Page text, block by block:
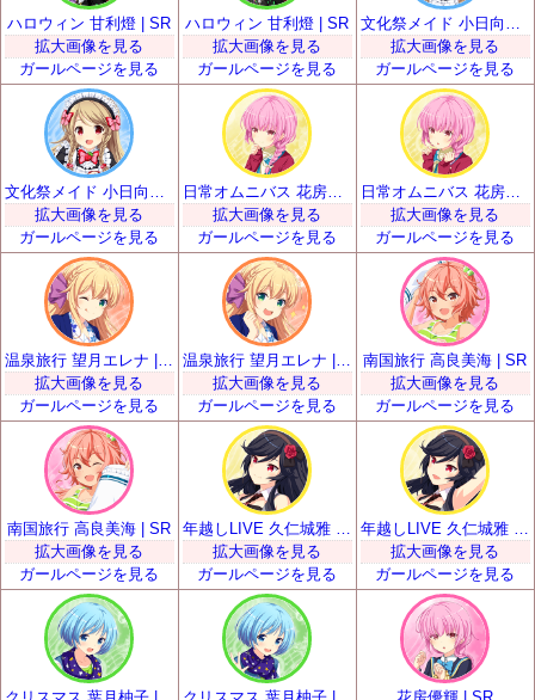
ハロウィン 甘利燈 | SR
拡大画像を見る
ガールページを見る
ハロウィン 甘利燈 | SR
拡大画像を見る
ガールページを見る
拡大画像を見る
ガールページを見る
拡大画像を見る
ガールページを見る
日常オムニバス 花房優輝 | SR
拡大画像を見る
ガールページを見る
日常オムニバス 花房優輝 | SR
拡大画像を見る
ガールページを見る
拡大画像を見る
ガールページを見る
温泉旅行 望月エレナ | SR
拡大画像を見る
ガールページを見る
南国旅行 高良美海 | SR
拡大画像を見る
ガールページを見る
南国旅行 高良美海 | SR
拡大画像を見る
ガールページを見る
拡大画像を見る
ガールページを見る
拡大画像を見る
ガールページを見る